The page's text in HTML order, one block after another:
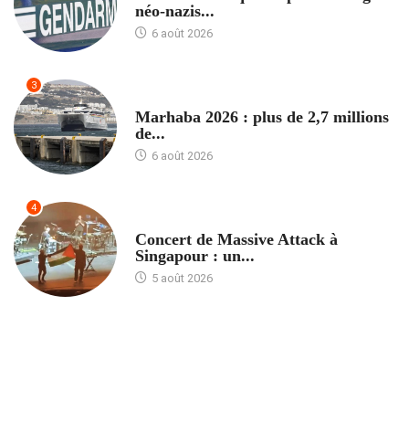
néo-nazis...
6 août 2026
3
Marhaba 2026 : plus de 2,7 millions
de...
6 août 2026
4
Concert de Massive Attack à
Singapour : un...
5 août 2026